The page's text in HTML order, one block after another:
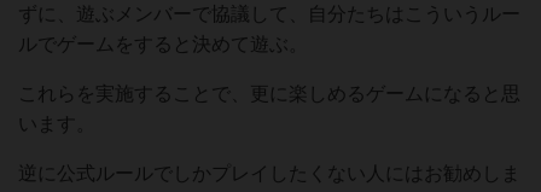
ずに、遊ぶメンバーで協議して、自分たちはこういうルー
ルでゲームをすると決めて遊ぶ。
これらを実施することで、更に楽しめるゲームになると思
います。
逆に公式ルールでしかプレイしたくない人にはお勧めしま